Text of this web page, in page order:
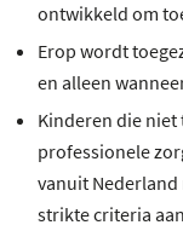
ontwikkeld om
Erop wordt
en alleen
Kinderen die
professionele
vanuit
strikte criteria